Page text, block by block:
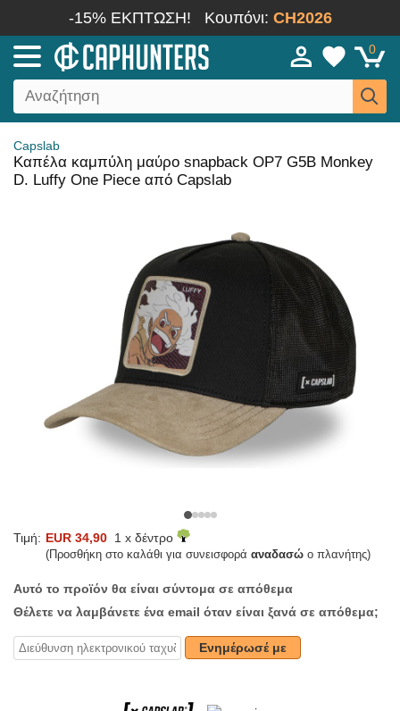
-15% ΕΚΠΤΩΣΗ! Κουπόνι: CH2026
0
Capslab
Καπέλα καμπύλη μαύρο snapback OP7 G5B Monkey
D. Luffy One Piece από Capslab
Τιμή: EUR 34,90 1 x δέντρο
(Προσθήκη στο καλάθι για συνεισφορά αναδασώ ο πλανήτης)
Αυτό το προϊόν θα είναι σύντομα σε απόθεμα
Θέλετε να λαμβάνετε ένα email όταν είναι ξανά σε απόθεμα;
Ενημέρωσέ με